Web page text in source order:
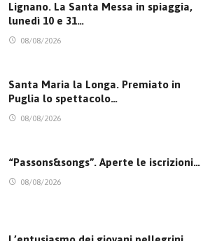
Lignano. La Santa Messa in spiaggia,
lunedì 10 e 31…
08/08/2026
Santa Maria la Longa. Premiato in
Puglia lo spettacolo…
08/08/2026
“Passons&songs”. Aperte le iscrizioni…
08/08/2026